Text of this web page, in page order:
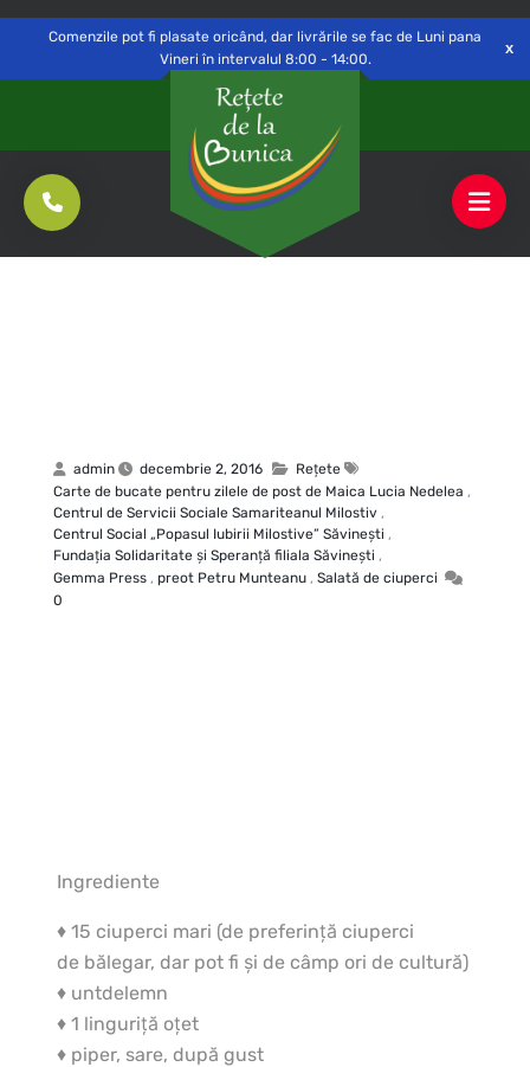
Delivery toSăvinești, NT Switch Open
Comenzile pot fi plasate oricând, dar livrările se fac de Luni pana
Vineri în intervalul 8:00 - 14:00.
admin decembrie 2, 2016
Rețete
Carte de bucate pentru zilele de post de Maica Lucia Nedelea ,
Centrul de Servicii Sociale Samariteanul Milostiv ,
Centrul Social „Popasul Iubirii Milostive” Săvineşti ,
Fundaţia Solidaritate şi Speranţă filiala Săvineşti ,
Gemma Press , preot Petru Munteanu , Salată de ciuperci
0
Ingrediente
♦ 15 ciuperci mari (de preferinţă ciuperci
de bălegar, dar pot fi şi de câmp ori de cultură)
♦ untdelemn
♦ 1 linguriţă oţet
♦ piper, sare, după gust